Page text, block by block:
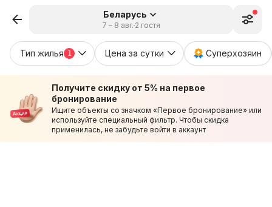
Беларусь
7 – 8 авг. 2 гостя
Тип жилья 1 Цена за сутки Суперхозяин
Получите скидку от 5% на первое
бронирование
Ищите объекты со значком «Первое бронирование» или
используйте специальный фильтр. Чтобы скидка
применилась, не забудьте войти в аккаунт